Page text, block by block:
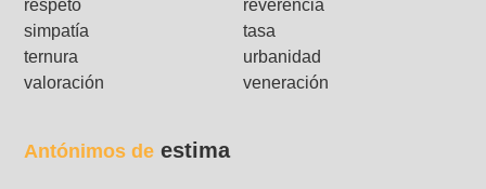
respeto
reverencia
simpatía
tasa
ternura
urbanidad
valoración
veneración
Antónimos de estima